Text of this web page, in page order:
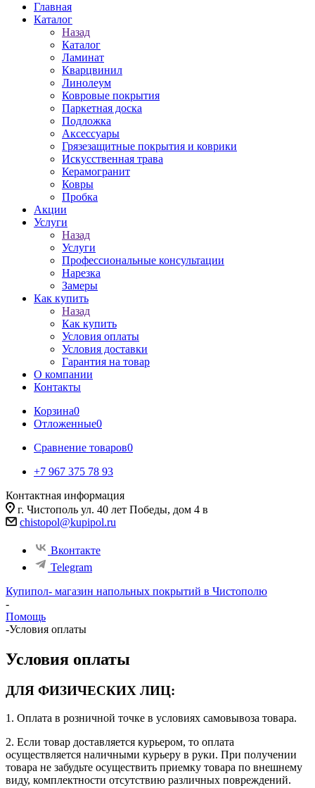
Главная
Каталог
Назад
Каталог
Ламинат
Кварцвинил
Линолеум
Ковровые покрытия
Паркетная доска
Подложка
Аксессуары
Грязезащитные покрытия и коврики
Искусственная трава
Керамогранит
Ковры
Пробка
Акции
Услуги
Назад
Услуги
Профессиональные консультации
Нарезка
Замеры
Как купить
Назад
Как купить
Условия оплаты
Условия доставки
Гарантия на товар
О компании
Контакты
Корзина0
Отложенные0
Сравнение товаров0
+7 967 375 78 93
Контактная информация
г. Чистополь ул. 40 лет Победы, дом 4 в
chistopol@kupipol.ru
Вконтакте
Telegram
Купипол- магазин напольных покрытий в Чистополю
-
Помощь
-Условия оплаты
Условия оплаты
ДЛЯ ФИЗИЧЕСКИХ ЛИЦ:
1. Оплата в розничной точке в условиях самовывоза товара.
2. Если товар доставляется курьером, то оплата
осуществляется наличными курьеру в руки. При получении
товара не забудьте осуществить приемку товара по внешнему
виду, комплектности отсутствию различных повреждений.